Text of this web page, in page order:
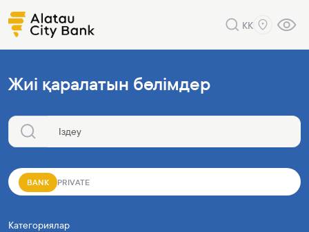
KK
Жиі қаралатын бөлімдер
BANK PRIVATE
Категориялар